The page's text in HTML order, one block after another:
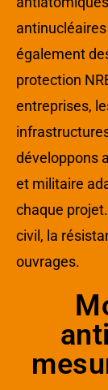
également
protection
entreprises,
développons
et militaire
chaque
civil, la
ouvrages.